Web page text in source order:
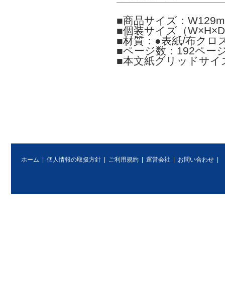
■商品サイズ：
■個装サイズ（
■材質：●表紙/布クロ
■ページ数：192ペー
■本文紙グリッドサイ
ホーム 個人情報の取扱方針 ご利用規約 運営会社 お問い合わせ